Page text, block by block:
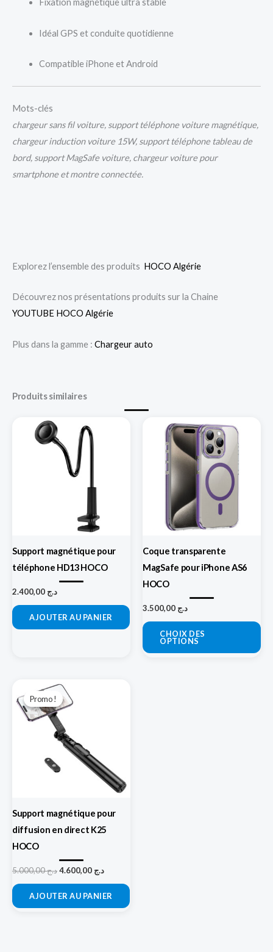
Fixation magnétique ultra stable
Idéal GPS et conduite quotidienne
Compatible iPhone et Android
Mots-clés
chargeur sans fil voiture, support téléphone voiture magnétique,
chargeur induction voiture 15W, support téléphone tableau de
bord, support MagSafe voiture, chargeur voiture pour
smartphone et montre connectée.
Explorez l’ensemble des produits HOCO Algérie
Découvrez nos présentations produits sur la Chaine
YOUTUBE HOCO Algérie
Plus dans la gamme : Chargeur auto
Produits similaires
Support magnétique pour
téléphone HD13 HOCO
د.ج
AJOUTER AU PANIER
Coque transparente
MagSafe pour iPhone AS6
HOCO
د.ج
CHOIX DES
OPTIONS
Promo !
Promo !
Support magnétique pour
diffusion en direct K25
HOCO
د.ج5.000,00
Le
prix
initial
د.ج
AJOUTER AU PANIER